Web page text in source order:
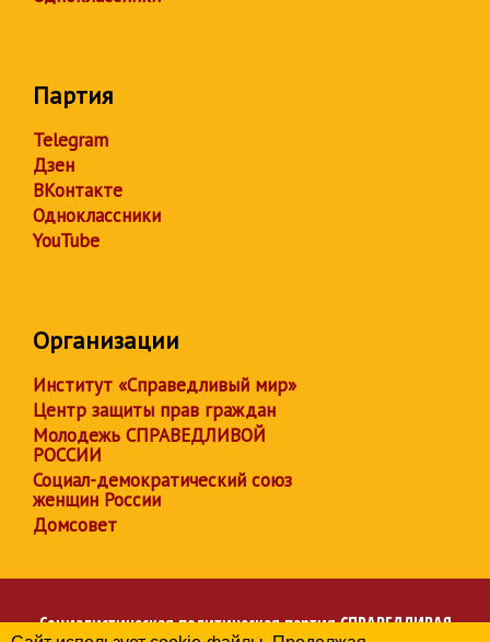
Партия
Telegram
Дзен
ВКонтакте
Одноклассники
YouTube
Организации
Институт «Справедливый мир»
Центр защиты прав граждан
Молодежь СПРАВЕДЛИВОЙ
РОССИИ
Социал-демократический союз
женщин России
Домсовет
Социалистическая политическая партияСПРАВЕДЛИВАЯ